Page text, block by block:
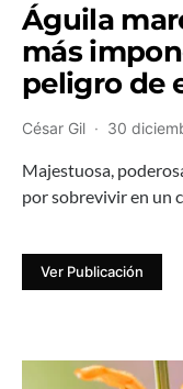
Águila
más
peligro de
César Gil 30
Majestuosa,
por sobrevivir en un
Ver Publicación